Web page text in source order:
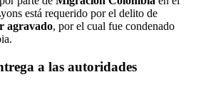
está requerido por el delito de
agravado, por el cual fue condenado
a las autoridades